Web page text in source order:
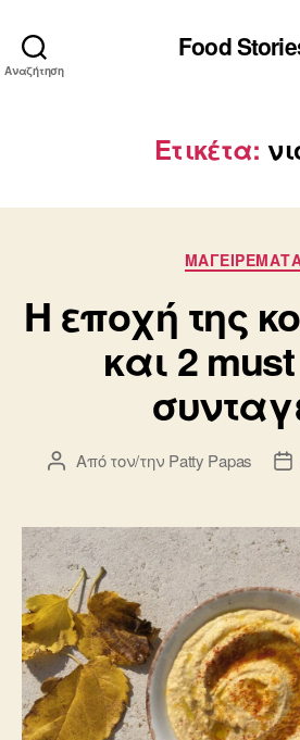
Αναζήτηση
Food
Ετικέτα:
Η εποχή της
και 2
Συντάκτης
Από τον/την Patty Papas